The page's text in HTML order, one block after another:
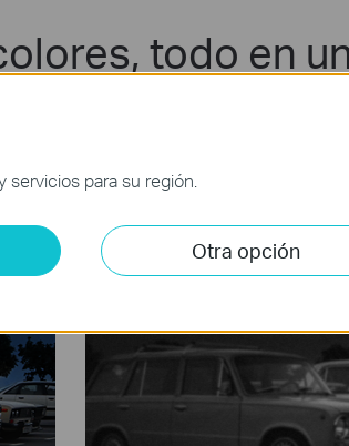
todo en
más oscura. La cámara a todo color VIGI
apertura, sensor de alta sensibilidad y luces
para su región.
Otra opción